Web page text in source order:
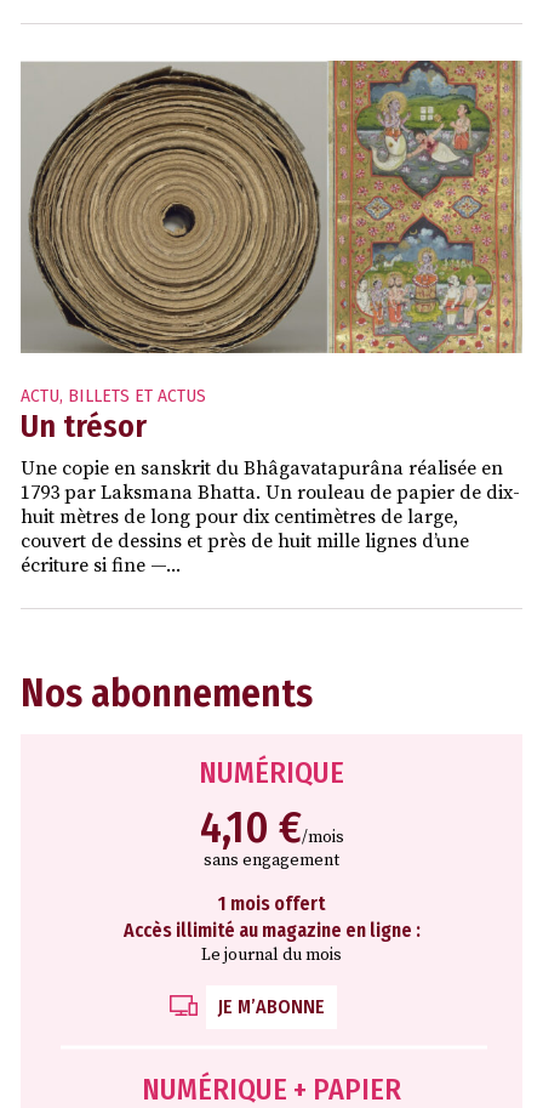
ACTU, BILLETS ET ACTUS
Un trésor
Une copie en sanskrit du Bhâgavatapurâna réalisée en
1793 par Laksmana Bhatta. Un rouleau de papier de dix-
huit mètres de long pour dix centimètres de large,
couvert de dessins et près de huit mille lignes d’une
écriture si fine —...
Nos abonnements
NUMÉRIQUE
4,10 €/mois
sans engagement
1 mois offert
Accès illimité au magazine en ligne :
Le journal du mois
JE M’ABONNE
NUMÉRIQUE + PAPIER